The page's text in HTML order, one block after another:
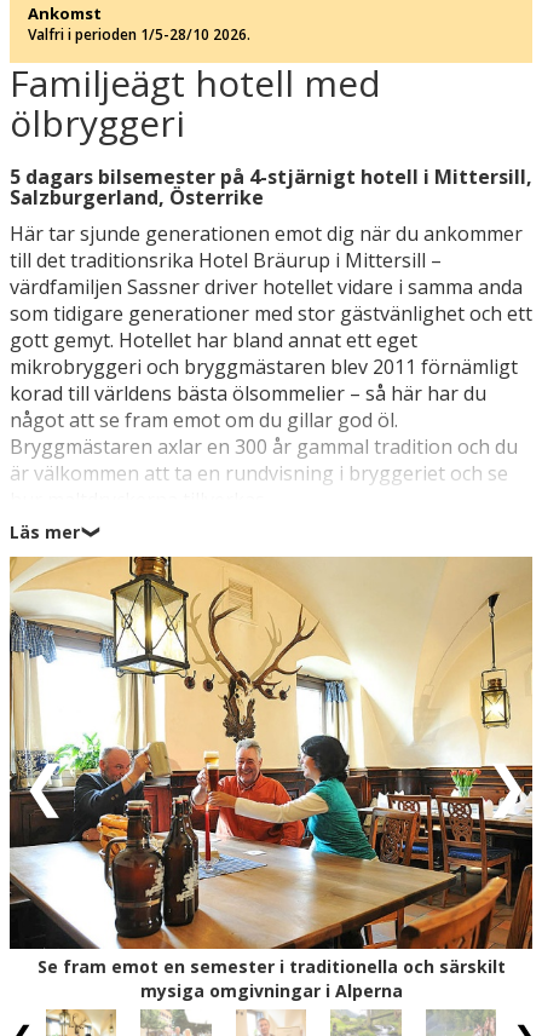
Familjeägt hotell med
ölbryggeri
5 dagars bilsemester på 4-stjärnigt hotell i Mittersill,
Salzburgerland, Österrike
Här tar sjunde generationen emot dig när du ankommer
till det traditionsrika Hotel Bräurup i Mittersill –
värdfamiljen Sassner driver hotellet vidare i samma anda
som tidigare generationer med stor gästvänlighet och ett
gott gemyt. Hotellet har bland annat ett eget
mikrobryggeri och bryggmästaren blev 2011 förnämligt
korad till världens bästa ölsommelier – så här har du
något att se fram emot om du gillar god öl.
Bryggmästaren axlar en 300 år gammal tradition och du
är välkommen att ta en rundvisning i bryggeriet och se
Hotel Bräurup byggdes 1823 och moderniseringen av de
gamla originalbyggnaderna har utförts med stor respekt
för den ursprungliga atmosfären. Här är de gamla
familjeporträtten och de rustika allmogemöblerna en lika
viktig del av inredningen som den moderna
wellnessavdelningen. Du blir helt naturligt en del av
historien och stämningen när du sätter sig vid
frukostbordet under valvbågarna i Gewölbestube eller
njuter en kall Dunkelbier i hotellets Biergarten med
utsikt till stadens lilla kyrka som ligger mitt emot hotellet.
I staden Mittersill finner du en klassisk och legendarisk
restaurangmiljö med både moderna caféer och gamla
traditionella gästgiverier; vid starten av 1900-talet var
stadens praktfulla slott, Schloss Mittersill, en fashionabel
mötesplats för Europas adel och det drog massor av
pengar, välstånd och utveckling till orten – något som
man kan märka än idag.
Läs mer❯
Se fram emot en semester i traditionella och särskilt
mysiga omgivningar i Alperna
Ankomst
Valfri i perioden 1/5-28/10 2026.